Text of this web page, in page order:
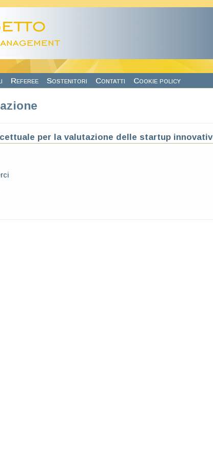
Referee Sostenitori Contatti Cookie policy
per la valutazione delle startup